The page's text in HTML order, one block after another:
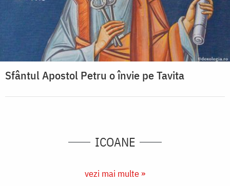
Sfântul Apostol Petru o învie pe Tavita
ICOANE
vezi mai multe »